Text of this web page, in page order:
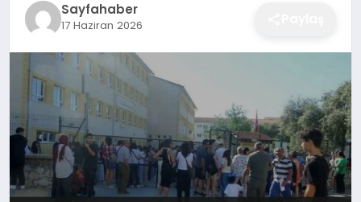
EKONOMI
SAĞLIK
SPOR
Sayfahaber
17 Haziran 2026